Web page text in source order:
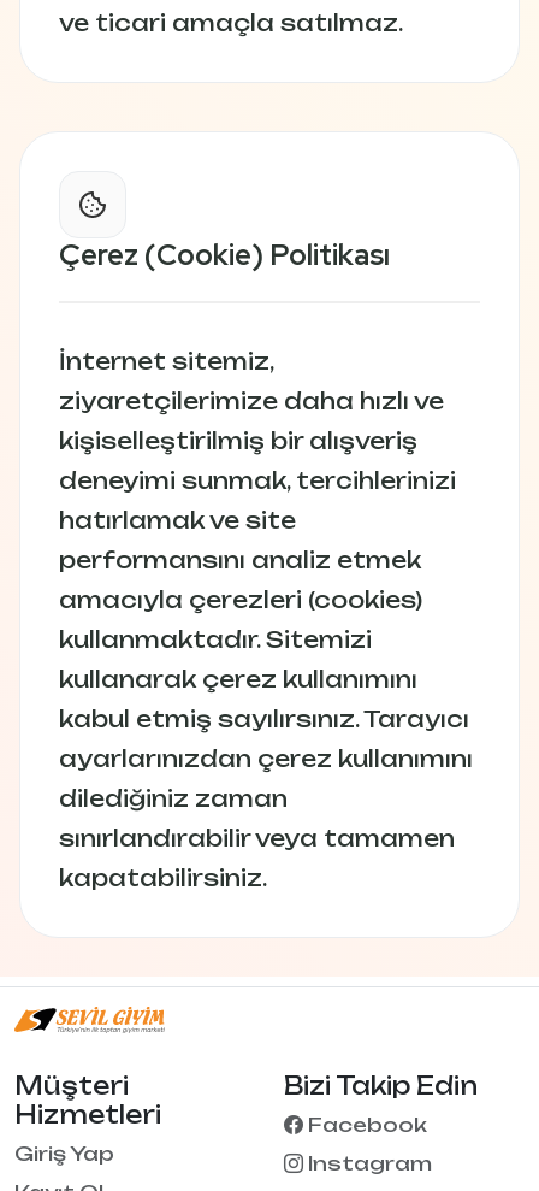
ve ticari amaçla satılmaz.
Çerez (Cookie) Politikası
İnternet sitemiz,
ziyaretçilerimize daha hızlı ve
kişiselleştirilmiş bir alışveriş
deneyimi sunmak, tercihlerinizi
hatırlamak ve site
performansını analiz etmek
amacıyla çerezleri (cookies)
kullanmaktadır. Sitemizi
kullanarak çerez kullanımını
kabul etmiş sayılırsınız. Tarayıcı
ayarlarınızdan çerez kullanımını
dilediğiniz zaman
sınırlandırabilir veya tamamen
kapatabilirsiniz.
Müşteri
Hizmetleri
Giriş Yap
Bizi Takip Edin
Facebook
Instagram